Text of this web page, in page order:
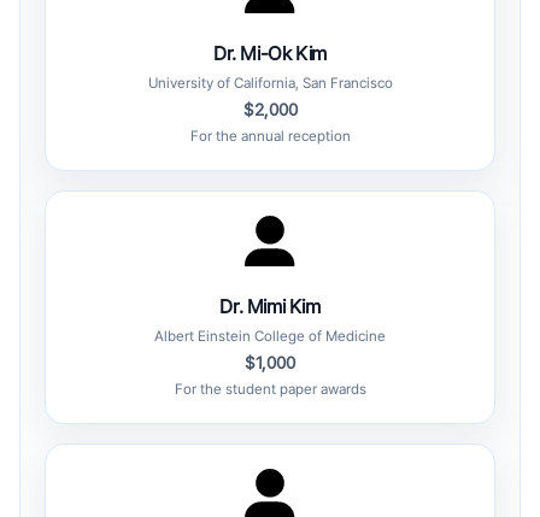
Dr. Mi-Ok Kim
University of California, San Francisco
$2,000
For the annual reception
Dr. Mimi Kim
Albert Einstein College of Medicine
$1,000
For the student paper awards